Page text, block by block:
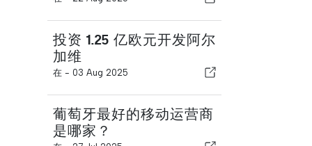
投资 1.25 亿欧元开发阿尔
加维
在 - 03 Aug 2025
葡萄牙最好的移动运营商
是哪家？